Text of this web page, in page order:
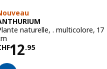
naturelle, . multicolore, 17
12.95
CHF 12.95